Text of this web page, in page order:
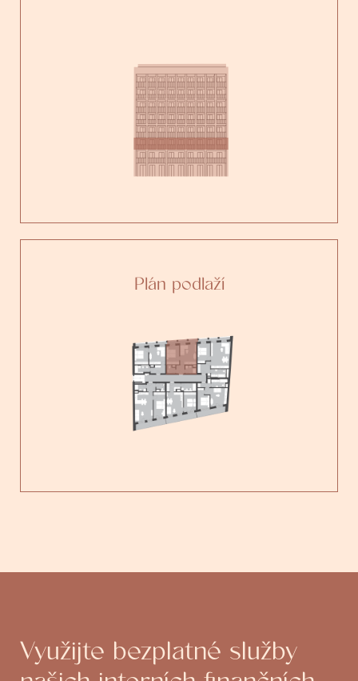
Plán podlaží
Využijte bezplatné služby